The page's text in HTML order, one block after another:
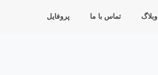
وبلاگ تماس با ما پروفایل